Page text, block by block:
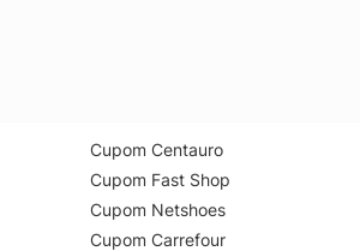
Cupom Centauro
Cupom Fast Shop
Cupom Netshoes
Cupom Carrefour